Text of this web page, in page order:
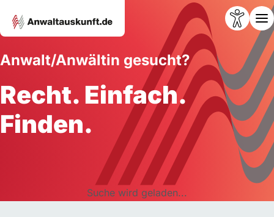
Anwalt/Anwältin gesucht?
Recht. Einfach.
Finden.
Suche wird geladen...